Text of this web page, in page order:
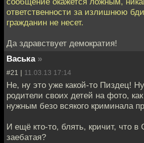
ответственности за излишнюю
гражданин не несет.
Да здравствует демократия!
Васька »
#21 | 11.03.13 17:14
Не, ну это уже какой-то Пиздец!
родители своих детей на фото,
нужным безо всякого криминала
И ещё кто-то, блять, кричит, что
заебатая?